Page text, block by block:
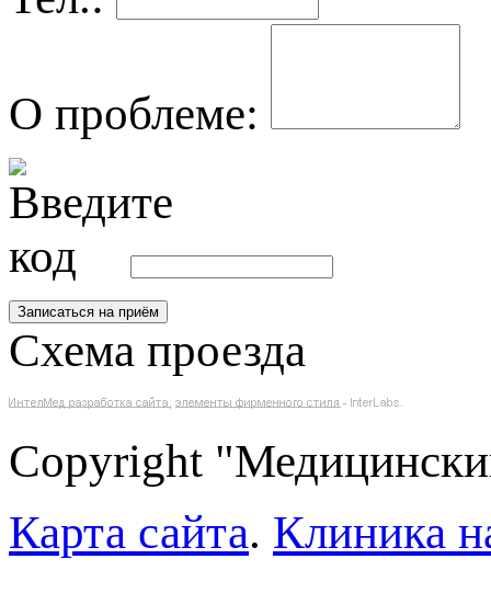
О проблеме:
Схема проезда
Copyright
Карта сайта. Клиника